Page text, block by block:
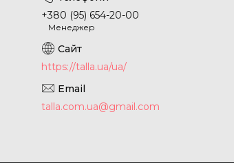
+380 (95) 654-20-00
Менеджер
https://talla.ua/ua/
talla.com.ua@gmail.com